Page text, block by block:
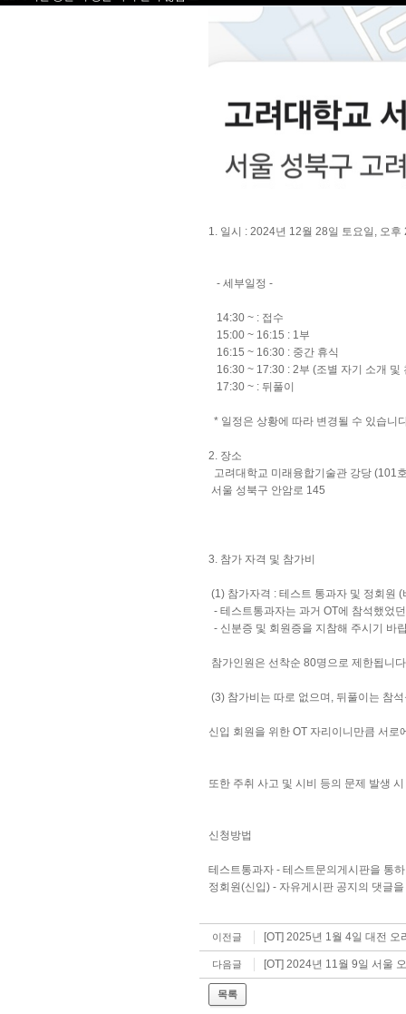
1. 일시 : 2024년 12월 28일 토요일, 오후
- 세부일정 -
14:30 ~ : 접수
15:00 ~ 16:15 : 1부
16:15 ~ 16:30 : 중간 휴식
16:30 ~ 17:30 : 2부 (조별 자기 소개 및
17:30 ~ : 뒤풀이
* 일정은 상황에 따라 변경될 수 있습니
2. 장소
고려대학교 미래융합기술관 강당 (101
서울 성북구 안암로 145
3. 참가 자격 및 참가비
(1) 참가자격 : 테스트 통과자 및 정회원
- 테스트통과자는 과거 OT에 참석했었
- 신분증 및 회원증을 지참해 주시기 바
참가인원은 선착순 80명으로 제한됩니
(3) 참가비는 따로 없으며, 뒤풀이는 참
신입 회원을 위한 OT 자리이니만큼 서
또한 주취 사고 및 시비 등의 문제 발생
신청방법
테스트통과자 - 테스트문의게시판을 통
정회원(신입) - 자유게시판 공지의 댓글
이전글 [OT] 2025년 1월 4일 대전
다음글 [OT] 2024년 11월 9일 서울
목록